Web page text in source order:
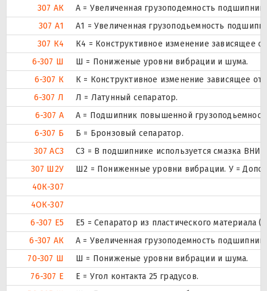
307 АК
А = Увеличенная грузоподемность
307 А1
А1 = Увеличенная грузоподьемность
307 К4
К4 = Конструктивное изменение зависящее
6-307 Ш
Ш = Пониженые уровни вибрации и шума.
6-307 К
К = Конструктивное изменение зависящее от
6-307 Л
Л = Латунный сепаратор.
6-307 А
А = Подшипник повышенной
6-307 Б
Б = Бронзовый сепаратор.
307 АС3
С3 = В подшипнике используется смазка
307 Ш2У
Ш2 = Пониженные уровни вибрации. У =
40К-307
4ОК-307
6-307 Е5
Е5 = Сепаратор из пластического материала
6-307 АК
А = Увеличенная грузоподемность
70-307 Ш
Ш = Пониженые уровни вибрации и шума.
76-307 Е
E = Угол контакта 25 градусов.